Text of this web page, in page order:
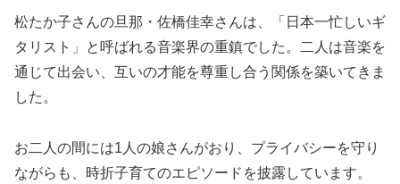
松たか子さんの旦那・佐橋佳幸さんは、「日本一忙しいギ
タリスト」と呼ばれる音楽界の重鎮でした。二人は音楽を
通じて出会い、互いの才能を尊重し合う関係を築いてきま
した。
お二人の間には1人の娘さんがおり、プライバシーを守り
ながらも、時折子育てのエピソードを披露しています。